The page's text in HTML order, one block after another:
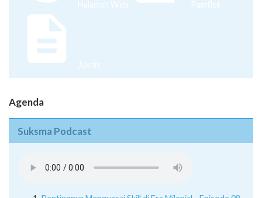
Halaman Web Pamflet
Juknis
Agenda
Suksma Podcast